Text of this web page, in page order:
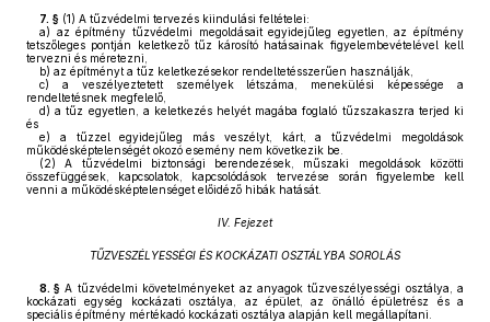
7. § (1) A tűzvédelmi tervezés kiindulási feltételei:
a) az építmény tűzvédelmi megoldásait egyidejűleg egyetlen, az építmény
tetszőleges pontján keletkező tűz károsító hatásainak figyelembevételével kell
tervezni és méretezni,
b) az építményt a tűz keletkezésekor rendeltetésszerűen használják,
c) a veszélyeztetett személyek létszáma, menekülési képessége a
rendeltetésnek megfelelő,
d) a tűz egyetlen, a keletkezés helyét magába foglaló tűzszakaszra terjed ki
és
e) a tűzzel egyidejűleg más veszélyt, kárt, a tűzvédelmi megoldások
működésképtelenségét okozó esemény nem következik be.
(2) A tűzvédelmi biztonsági berendezések, műszaki megoldások közötti
összefüggések, kapcsolatok, kapcsolódások tervezése során figyelembe kell
venni a működésképtelenséget előidéző hibák hatását.
IV. Fejezet
TŰZVESZÉLYESSÉGI ÉS KOCKÁZATI OSZTÁLYBA SOROLÁS
8. § A tűzvédelmi követelményeket az anyagok tűzveszélyességi osztálya, a
kockázati egység kockázati osztálya, az épület, az önálló épületrész és a
speciális építmény mértékadó kockázati osztálya alapján kell megállapítani.